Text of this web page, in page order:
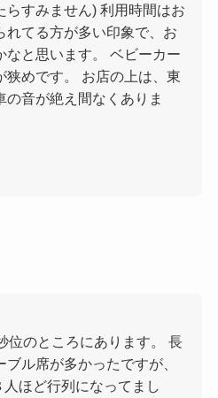
らすみません) 利用時間はお
れてる方が多い印象で、お
なと思います。 ベビーカー
狭めです。 お店の上は、東
音が絶え間なくありま
位のところにあります。 長
ル席が多かったですが、
ほど行列になってまし